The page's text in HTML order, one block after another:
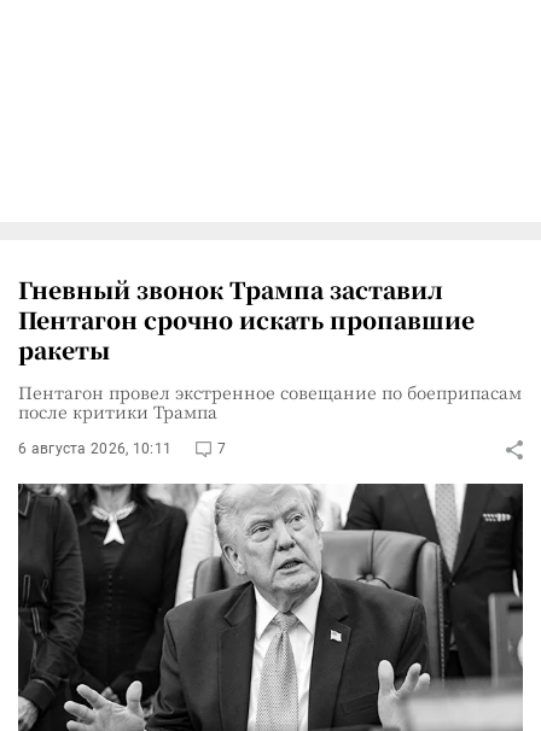
Гневный звонок Трампа заставил
Пентагон срочно искать пропавшие
ракеты
Пентагон провел экстренное совещание по боеприпасам
после критики Трампа
6 августа 2026, 10:11 7